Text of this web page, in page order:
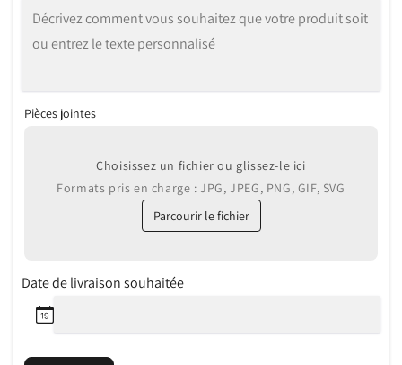
Pièces jointes
Choisissez un fichier ou glissez-le ici
Formats pris en charge : JPG, JPEG, PNG, GIF, SVG
Parcourir le fichier
Date de livraison souhaitée